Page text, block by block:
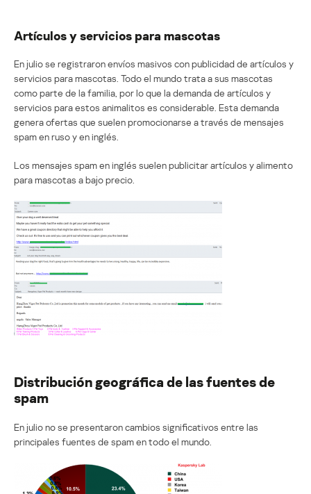
Artículos y servicios para mascotas
En julio se registraron envíos masivos con publicidad de artículos y
servicios para mascotas. Todo el mundo trata a sus mascotas
como parte de la familia, por lo que la demanda de artículos y
servicios para estos animalitos es considerable. Esta demanda
genera ofertas que suelen promocionarse a través de mensajes
spam en ruso y en inglés.
Los mensajes spam en inglés suelen publicitar artículos y alimento
para mascotas a bajo precio.
Distribución geográfica de las fuentes de
spam
En julio no se presentaron cambios significativos entre las
principales fuentes de spam en todo el mundo.